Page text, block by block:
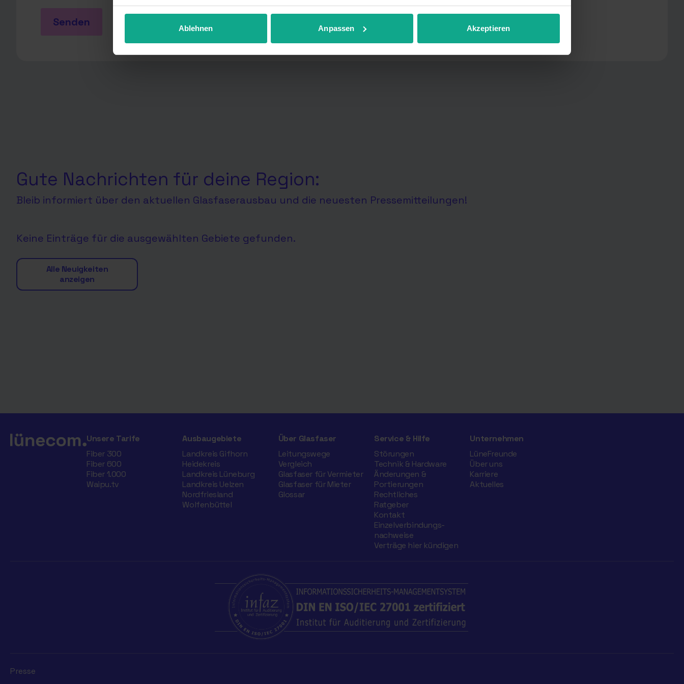
unter Details widerrufen oder anpassen.
Ablehnen Anpassen Akzeptieren
Senden
Gute Nachrichten für deine Region:
Bleib informiert über den aktuellen Glasfaserausbau und die neuesten Pressemitteilungen!
Keine Einträge für die ausgewählten Gebiete gefunden.
Alle Neuigkeiten
anzeigen
Unsere Tarife
Fiber 300
Fiber 600
Fiber 1.000
Waipu.tv
Ausbaugebiete
Landkreis Gifhorn
Heidekreis
Landkreis Lüneburg
Landkreis Uelzen
Nordfriesland
Wolfenbüttel
Über Glasfaser
Leitungswege
Vergleich
Glasfaser für Vermieter
Glasfaser für Mieter
Glossar
Service & Hilfe
Störungen
Technik & Hardware
Änderungen &
Portierungen
Rechtliches
Ratgeber
Kontakt
Einzelverbindungs­
nachweise
Verträge hier kündigen
Unternehmen
LüneFreunde
Über uns
Karriere
Aktuelles
Presse